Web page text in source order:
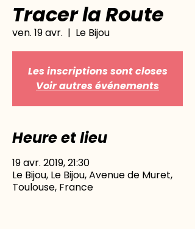
Tracer la Route
ven. 19 avr.
  |
Le Bijou
Les inscriptions sont closes
Voir autres événements
Heure et lieu
19 avr. 2019, 21:30
Le Bijou, Le Bijou, Avenue de Muret,
Toulouse, France